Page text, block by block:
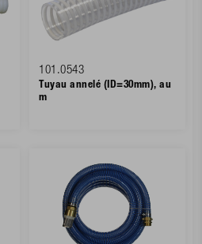
101.0543
Tuyau annelé (ID=30mm), au
m